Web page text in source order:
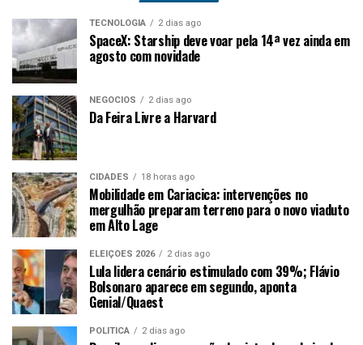
TECNOLOGIA 2 dias ago
SpaceX: Starship deve voar pela 14ª vez ainda em
agosto com novidade
NEGÓCIOS 2 dias ago
Da Feira Livre a Harvard
CIDADES 18 horas ago
Mobilidade em Cariacica: intervenções no
mergulhão preparam terreno para o novo viaduto
em Alto Lage
ELEIÇÕES 2026 2 dias ago
Lula lidera cenário estimulado com 39%; Flávio
Bolsonaro aparece em segundo, aponta
Genial/Quaest
POLÍTICA 2 dias ago